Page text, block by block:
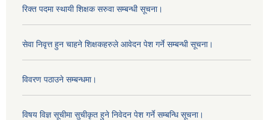
रिक्त पदमा स्थायी शिक्षक सरुवा सम्बन्धी सूचना।
सेवा निवृत्त हुन चाहने शिक्षकहरुले आवेदन पेश गर्ने सम्बन्धी सूचना।
विवरण पठाउने सम्बन्धमा।
विषय विज्ञ सूचीमा सुचीकृत हुने निवेदन पेश गर्ने सम्बन्धि सूचना।